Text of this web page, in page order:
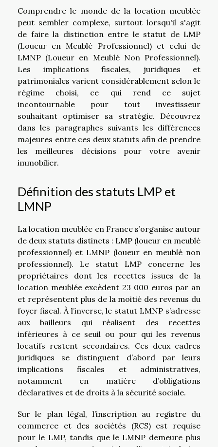
Comprendre le monde de la location meublée
peut sembler complexe, surtout lorsqu'il s'agit
de faire la distinction entre le statut de LMP
(Loueur en Meublé Professionnel) et celui de
LMNP (Loueur en Meublé Non Professionnel).
Les implications fiscales, juridiques et
patrimoniales varient considérablement selon le
régime choisi, ce qui rend ce sujet
incontournable pour tout investisseur
souhaitant optimiser sa stratégie. Découvrez
dans les paragraphes suivants les différences
majeures entre ces deux statuts afin de prendre
les meilleures décisions pour votre avenir
immobilier.
Définition des statuts LMP et
LMNP
La location meublée en France s’organise autour
de deux statuts distincts : LMP (loueur en meublé
professionnel) et LMNP (loueur en meublé non
professionnel). Le statut LMP concerne les
propriétaires dont les recettes issues de la
location meublée excèdent 23 000 euros par an
et représentent plus de la moitié des revenus du
foyer fiscal. À l’inverse, le statut LMNP s’adresse
aux bailleurs qui réalisent des recettes
inférieures à ce seuil ou pour qui les revenus
locatifs restent secondaires. Ces deux cadres
juridiques se distinguent d’abord par leurs
implications fiscales et administratives,
notamment en matière d’obligations
déclaratives et de droits à la sécurité sociale.
Sur le plan légal, l’inscription au registre du
commerce et des sociétés (RCS) est requise
pour le LMP, tandis que le LMNP demeure plus